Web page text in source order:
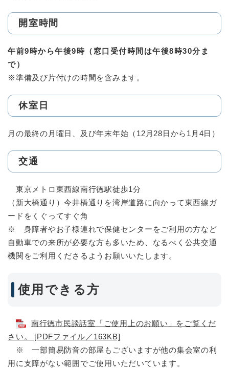
開室時間
午前9時から午後9時（窓口受付時間は午後8時30分ま
で）
※準備及び片付けの時間を含みます。
休室日
月の最終の月曜日、及び年末年始（12月28日から1月4日）
交通
東京メトロ東西線南行徳駅徒歩1分
（新大橋通り）今井橋通りを湾岸道路に向かって東西線ガ
ードをくぐってすぐ角
※ 身障者やお子様連れで保健センターをご利用の方など
自動車での来所が必要な方も多いため、なるべく公共交通
機関をご利用くださるようお願いいたします。
使用できる方
南行徳市民談話室「ご使用上のお願い」をご覧くだ
さい。 [PDFファイル／163KB]
※ 一部簡易防音の部屋もございますが他の集会室の利
用に支障がない範囲でご使用いただいています。